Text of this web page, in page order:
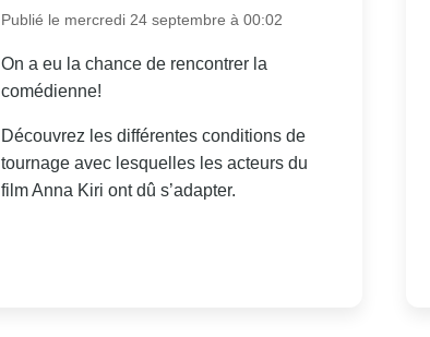
Publié le mercredi 24 septembre à 00:02
On a eu la chance de rencontrer la
comédienne!
Découvrez les différentes conditions de
tournage avec lesquelles les acteurs du
film Anna Kiri ont dû s’adapter.